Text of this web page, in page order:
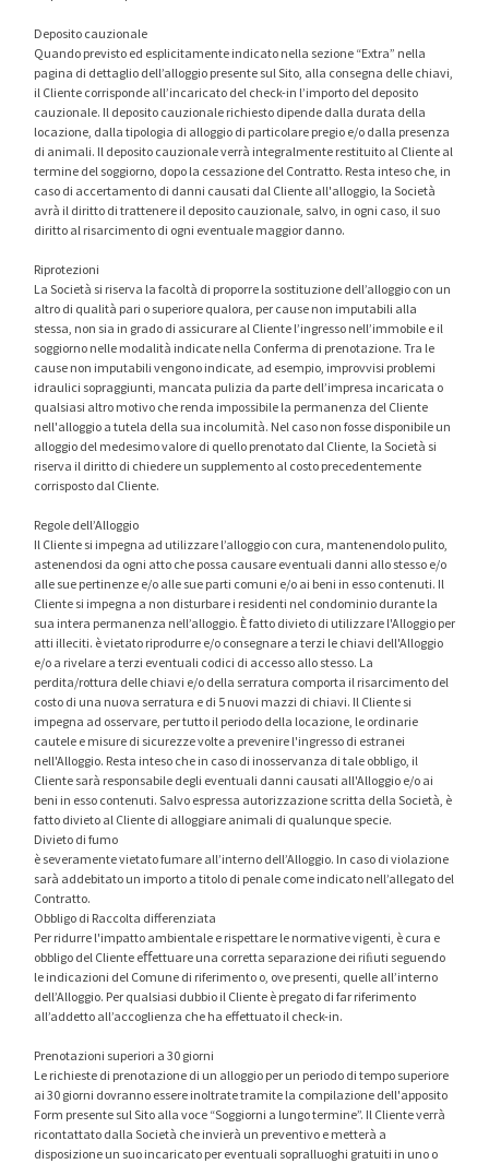
Deposito cauzionale
Quando previsto ed esplicitamente indicato nella sezione “Extra” nella
pagina di dettaglio dell’alloggio presente sul Sito, alla consegna delle chiavi,
il Cliente corrisponde all’incaricato del check-in l’importo del deposito
cauzionale. Il deposito cauzionale richiesto dipende dalla durata della
locazione, dalla tipologia di alloggio di particolare pregio e/o dalla presenza
di animali. Il deposito cauzionale verrà integralmente restituito al Cliente al
termine del soggiorno, dopo la cessazione del Contratto. Resta inteso che, in
caso di accertamento di danni causati dal Cliente all'alloggio, la Società
avrà il diritto di trattenere il deposito cauzionale, salvo, in ogni caso, il suo
diritto al risarcimento di ogni eventuale maggior danno.
Riprotezioni
La Società si riserva la facoltà di proporre la sostituzione dell’alloggio con un
altro di qualità pari o superiore qualora, per cause non imputabili alla
stessa, non sia in grado di assicurare al Cliente l’ingresso nell’immobile e il
soggiorno nelle modalità indicate nella Conferma di prenotazione. Tra le
cause non imputabili vengono indicate, ad esempio, improvvisi problemi
idraulici sopraggiunti, mancata pulizia da parte dell’impresa incaricata o
qualsiasi altro motivo che renda impossibile la permanenza del Cliente
nell'alloggio a tutela della sua incolumità. Nel caso non fosse disponibile un
alloggio del medesimo valore di quello prenotato dal Cliente, la Società si
riserva il diritto di chiedere un supplemento al costo precedentemente
corrisposto dal Cliente.
Regole dell’Alloggio
Il Cliente si impegna ad utilizzare l’alloggio con cura, mantenendolo pulito,
astenendosi da ogni atto che possa causare eventuali danni allo stesso e/o
alle sue pertinenze e/o alle sue parti comuni e/o ai beni in esso contenuti. Il
Cliente si impegna a non disturbare i residenti nel condominio durante la
sua intera permanenza nell’alloggio. È fatto divieto di utilizzare l'Alloggio per
atti illeciti. è vietato riprodurre e/o consegnare a terzi le chiavi dell'Alloggio
e/o a rivelare a terzi eventuali codici di accesso allo stesso. La
perdita/rottura delle chiavi e/o della serratura comporta il risarcimento del
costo di una nuova serratura e di 5 nuovi mazzi di chiavi. Il Cliente si
impegna ad osservare, per tutto il periodo della locazione, le ordinarie
cautele e misure di sicurezze volte a prevenire l'ingresso di estranei
nell'Alloggio. Resta inteso che in caso di inosservanza di tale obbligo, il
Cliente sarà responsabile degli eventuali danni causati all'Alloggio e/o ai
beni in esso contenuti. Salvo espressa autorizzazione scritta della Società, è
fatto divieto al Cliente di alloggiare animali di qualunque specie.
Divieto di fumo
è severamente vietato fumare all’interno dell’Alloggio. In caso di violazione
sarà addebitato un importo a titolo di penale come indicato nell’allegato del
Contratto.
Obbligo di Raccolta differenziata
Per ridurre l'impatto ambientale e rispettare le normative vigenti, è cura e
obbligo del Cliente eﬀettuare una corretta separazione dei riﬁuti seguendo
le indicazioni del Comune di riferimento o, ove presenti, quelle all’interno
dell’Alloggio. Per qualsiasi dubbio il Cliente è pregato di far riferimento
all’addetto all’accoglienza che ha effettuato il check-in.
Prenotazioni superiori a 30 giorni
Le richieste di prenotazione di un alloggio per un periodo di tempo superiore
ai 30 giorni dovranno essere inoltrate tramite la compilazione dell'apposito
Form presente sul Sito alla voce “Soggiorni a lungo termine”. Il Cliente verrà
ricontattato dalla Società che invierà un preventivo e metterà a
disposizione un suo incaricato per eventuali sopralluoghi gratuiti in uno o